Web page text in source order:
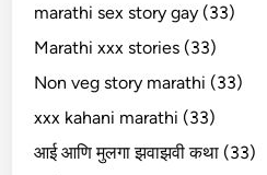
marathi sex story gay (33)
Marathi xxx stories (33)
Non veg story marathi (33)
xxx kahani marathi (33)
आई आणि मुलगा झवाझवी कथा (33)